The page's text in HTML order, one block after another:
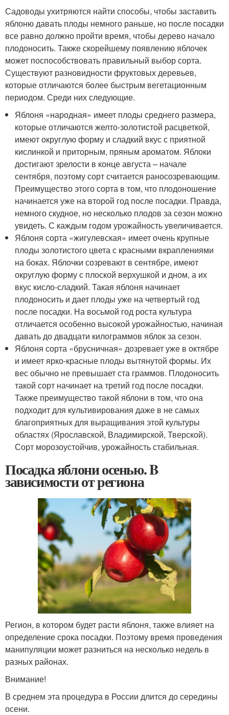
Садоводы ухитряются найти способы, чтобы заставить
яблоню давать плоды немного раньше, но после посадки
все равно должно пройти время, чтобы дерево начало
плодоносить. Также скорейшему появлению яблочек
может поспособствовать правильный выбор сорта.
Существуют разновидности фруктовых деревьев,
которые отличаются более быстрым вегетационным
периодом. Среди них следующие.
Яблоня «народная» имеет плоды среднего размера,
которые отличаются желто-золотистой расцветкой,
имеют округлую форму и сладкий вкус с приятной
кислинкой и приторным, пряным ароматом. Яблоки
достигают зрелости в конце августа – начале
сентября, поэтому сорт считается раносозревающим.
Преимущество этого сорта в том, что плодоношение
начинается уже на второй год после посадки. Правда,
немного скудное, но несколько плодов за сезон можно
увидеть. С каждым годом урожайность увеличивается.
Яблоня сорта «жигулевская» имеет очень крупные
плоды золотистого цвета с красными вкраплениями
на боках. Яблочки созревают в сентябре, имеют
округлую форму с плоской верхушкой и дном, а их
вкус кисло-сладкий. Такая яблоня начинает
плодоносить и дает плоды уже на четвертый год
после посадки. На восьмой год роста культура
отличается особенно высокой урожайностью, начиная
давать до двадцати килограммов яблок за сезон.
Яблоня сорта «брусничная» дозревает уже в октябре
и имеет ярко-красные плоды вытянутой формы. Их
вес обычно не превышает ста граммов. Плодоносить
такой сорт начинает на третий год после посадки.
Также преимущество такой яблони в том, что она
подходит для культивирования даже в не самых
благоприятных для выращивания этой культуры
областях (Ярославской, Владимирской, Тверской).
Сорт морозоустойчив, урожайность стабильная.
Посадка яблони осенью. B
зависимости от региона
Регион, в котором будет расти яблоня, также влияет на
определение срока посадки. Поэтому время проведения
манипуляции может разниться на несколько недель в
разных районах.
Внимание!
В среднем эта процедура в России длится до середины
осени.